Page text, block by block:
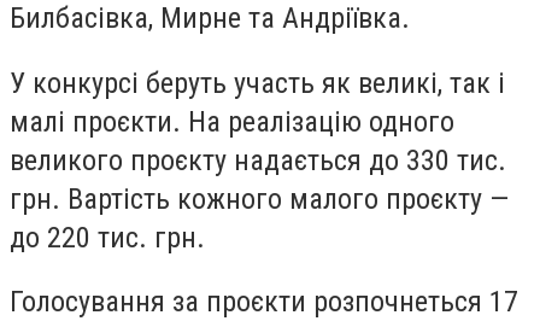
Билбасівка, Мирне та Андріївка.
У конкурсі беруть участь як великі, так і
малі проєкти. На реалізацію одного
великого проєкту надається до 330 тис.
грн. Вартість кожного малого проєкту —
до 220 тис. грн.
Голосування за проєкти розпочнеться 17